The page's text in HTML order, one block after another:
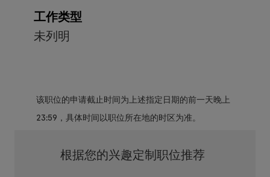
工作类型
未列明
该职位的申请截止时间为上述指定日期的前一天晚上
23:59，具体时间以职位所在地的时区为准。
根据您的兴趣定制职位推荐